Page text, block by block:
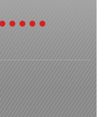
1011121314